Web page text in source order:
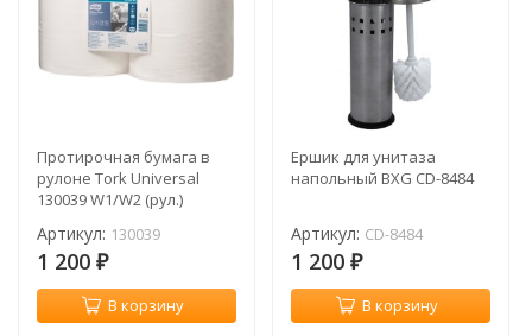
Протирочная бумага в
рулоне Tork Universal
130039 W1/W2 (рул.)
Артикул: 130039
1 200 ₽
В корзину
Ершик для унитаза
напольный BXG CD-8484
Артикул: CD-8484
1 200 ₽
В корзину